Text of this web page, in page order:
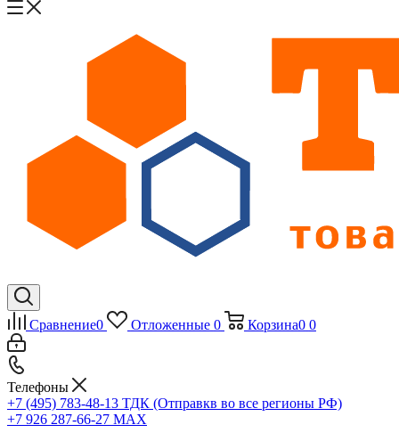
Сравнение0 Отложенные 0 Корзина0 0
Телефоны
+7 (495) 783-48-13 ТДК (Отправкв во все регионы РФ)
+7 926 287-66-27 МАХ